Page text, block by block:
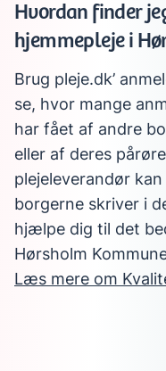
Hvordan finder
hjemmepleje i
Brug pleje.dk’
se, hvor mange
har fået af andre
eller af deres
plejeleverandør
borgerne skriver i
hjælpe dig til det
Hørsholm
Læs mere om